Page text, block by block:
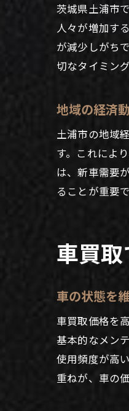
茨城県土浦市
人々が増加す
が減少しがち
切なタイミン
地域の経済
土浦市の地域
す。これによ
は、新車需要
ることが重要
車買
車の状態を
車買取価格を
基本的なメン
使用頻度が高
重ねが、車の